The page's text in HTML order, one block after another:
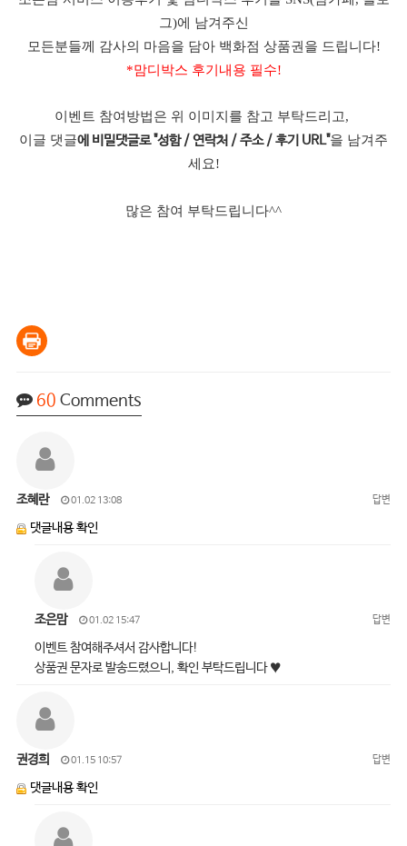
그)에 남겨주신
모든분들께 감사의 마음을 담아 백화점 상품권을 드립니다!
*맘디박스 후기내용 필수!
이벤트 참여방법은 위 이미지를 참고 부탁드리고,
이글 댓글에 비밀댓글로 "성함 / 연락처 / 주소 / 후기 URL"을 남겨주
세요!
많은 참여 부탁드립니다^^
60 Comments
조혜란 01.02 13:08 답변
댓글내용 확인
조은맘 01.02 15:47 답변
이벤트 참여해주셔서 감사합니다!
상품권 문자로 발송드렸으니, 확인 부탁드립니다 ♥
권경희 01.15 10:57 답변
댓글내용 확인